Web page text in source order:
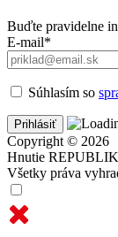
Buďte pravidelne
E-mail*
Súhlasím so
Copyright © 2026
Hnutie
Všetky práva